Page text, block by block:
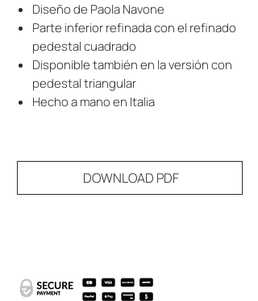
Diseño de Paola Navone
Parte inferior refinada con el refinado
pedestal cuadrado
Disponible también en la versión con
pedestal triangular
Hecho a mano en Italia
DOWNLOAD PDF